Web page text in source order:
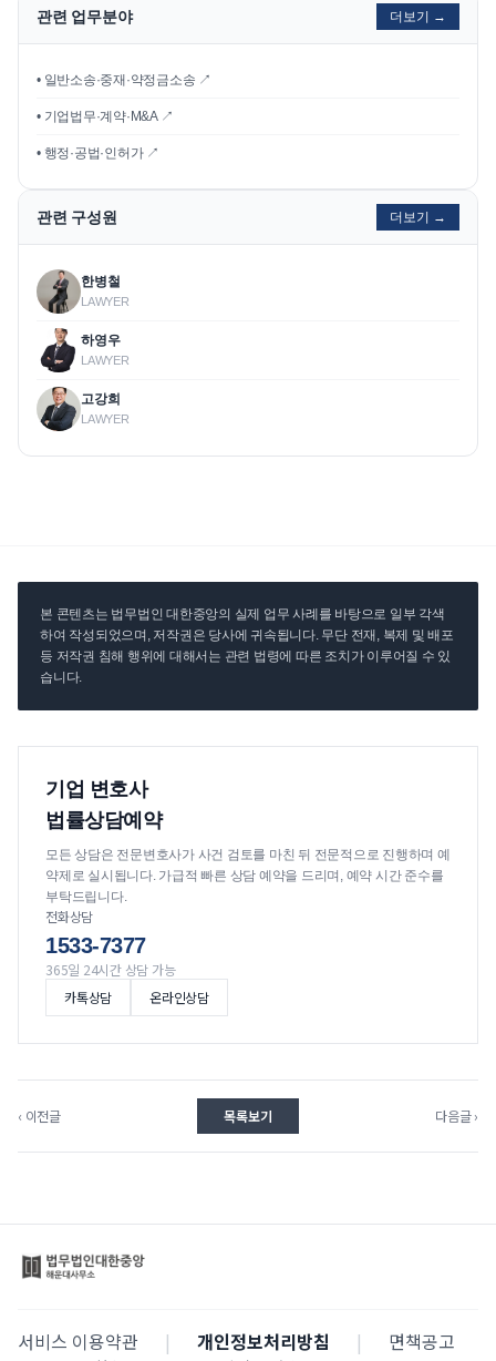
관련 업무분야 더보기 →
• 일반소송·중재·약정금소송 ↗
• 기업법무·계약·M&A ↗
• 행정·공법·인허가 ↗
관련 구성원 더보기 →
한병철
LAWYER
하영우
LAWYER
고강희
LAWYER
본 콘텐츠는 법무법인 대한중앙의 실제 업무 사례를 바탕으로 일부 각색
하여 작성되었으며, 저작권은 당사에 귀속됩니다. 무단 전재, 복제 및 배포
등 저작권 침해 행위에 대해서는 관련 법령에 따른 조치가 이루어질 수 있
습니다.
기업 변호사
법률상담예약
모든 상담은 전문변호사가 사건 검토를 마친 뒤 전문적으로 진행하며 예
약제로 실시됩니다. 가급적 빠른 상담 예약을 드리며, 예약 시간 준수를
부탁드립니다.
전화상담
1533-7377
365일 24시간 상담 가능
카톡상담
온라인상담
‹ 이전글 목록보기 다음글 ›
서비스 이용약관 | 개인정보처리방침 |
면책공고